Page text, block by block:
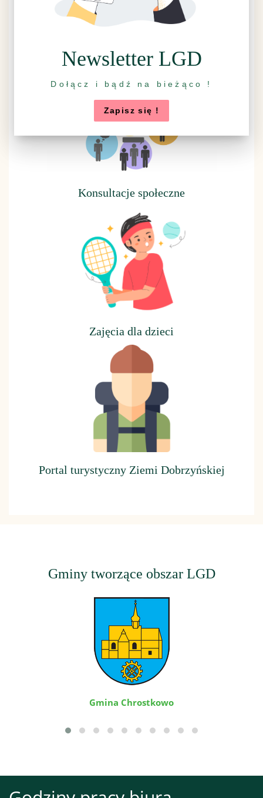
Rzuć wszystko, idź na grzyby
Konsultacje społeczne
Zajęcia dla dzieci
Portal turystyczny Ziemi Dobrzyńskiej
Gminy tworzące obszar LGD
Gmina Chrostkowo
Newsletter LGD
Dołącz i bądź na bieżąco !
Zapisz się !